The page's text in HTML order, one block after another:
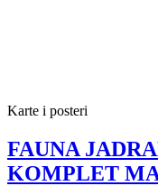
Karte i posteri
FAUNA
KOMPLET